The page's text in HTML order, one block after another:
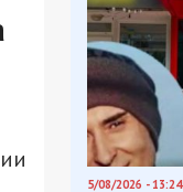
5/08/2026 - 13:24